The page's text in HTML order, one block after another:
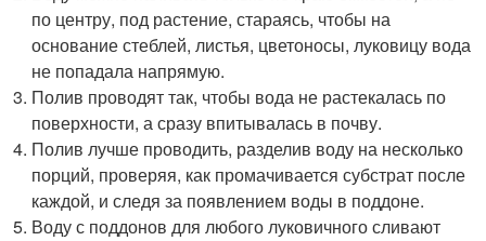
по центру, под растение, стараясь, чтобы на
основание стеблей, листья, цветоносы, луковицу вода
не попадала напрямую.
Полив проводят так, чтобы вода не растекалась по
поверхности, а сразу впитывалась в почву.
Полив лучше проводить, разделив воду на несколько
порций, проверяя, как промачивается субстрат после
каждой, и следя за появлением воды в поддоне.
Воду с поддонов для любого луковичного сливают